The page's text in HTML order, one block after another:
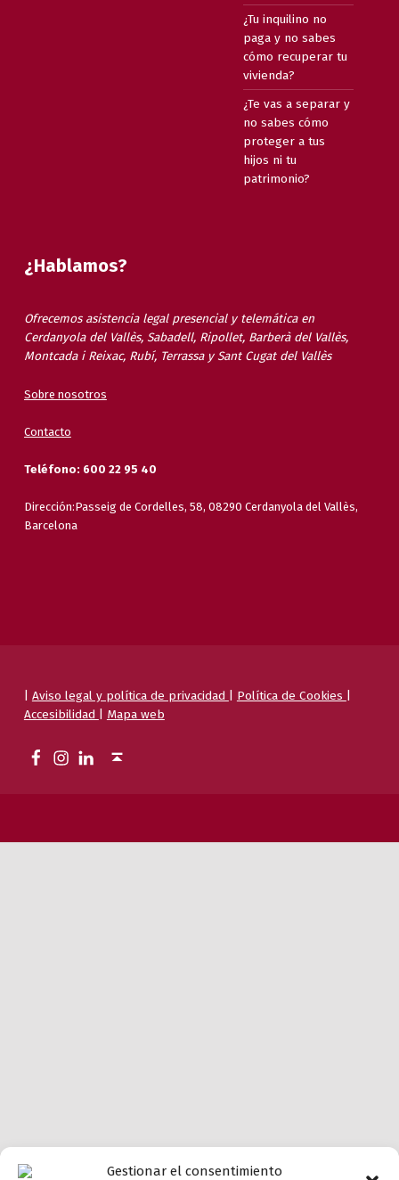
Gestionar el consentimiento
¿Tu inquilino no
paga y no sabes
cómo recuperar tu
vivienda?
¿Te vas a separar y
no sabes cómo
proteger a tus
hijos ni tu
patrimonio?
¿Hablamos?
Ofrecemos asistencia legal presencial y telemática en
Cerdanyola del Vallès, Sabadell, Ripollet, Barberà del Vallès,
Montcada i Reixac, Rubí, Terrassa y Sant Cugat del Vallès
Sobre nosotros
Contacto
Teléfono: 600 22 95 40
Dirección:Passeig de Cordelles, 58, 08290 Cerdanyola del Vallès,
Barcelona
Aviso legal y política de privacidad Política de Cookies
Accesibilidad
Mapa web